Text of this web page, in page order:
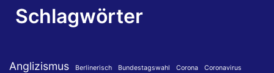
Schlagwörter
Anglizismus Berlinerisch Bundestagswahl Corona Coronavirus